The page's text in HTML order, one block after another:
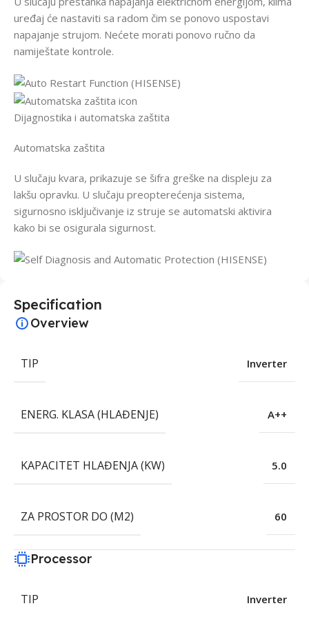
uređaj će nastaviti sa radom čim se ponovo uspostavi
napajanje strujom. Nećete morati ponovo ručno da
namiještate kontrole.
Dijagnostika i automatska zaštita
Automatska zaštita
U slučaju kvara, prikazuje se šifra greške na displeju za
lakšu opravku. U slučaju preopterećenja sistema,
sigurnosno isključivanje iz struje se automatski aktivira
kako bi se osigurala sigurnost.
Specification
Overview
TIP Inverter
ENERG. KLASA (HLAĐENJE) A++
KAPACITET HLAĐENJA (KW) 5.0
ZA PROSTOR DO (M2) 60
Processor
TIP Inverter